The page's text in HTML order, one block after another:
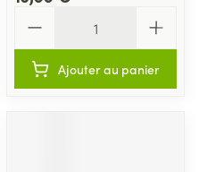
Ajouter au panier